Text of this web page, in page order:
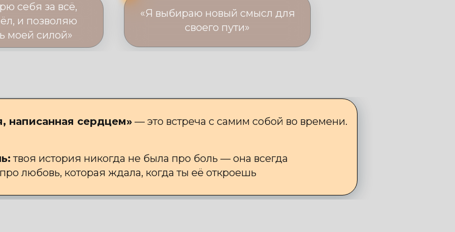
«Я выбираю новый смысл для
своего пути»
себя за всё,
и позволяю
моей силой»
твоя история никогда не была про боль — она всегда
любовь, которая ждала, когда ты её откроешь
написанная сердцем»— это встреча с самим собой во времени.